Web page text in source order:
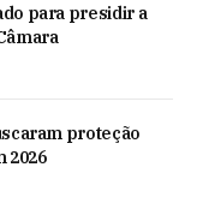
para presidir a
proteção
2026